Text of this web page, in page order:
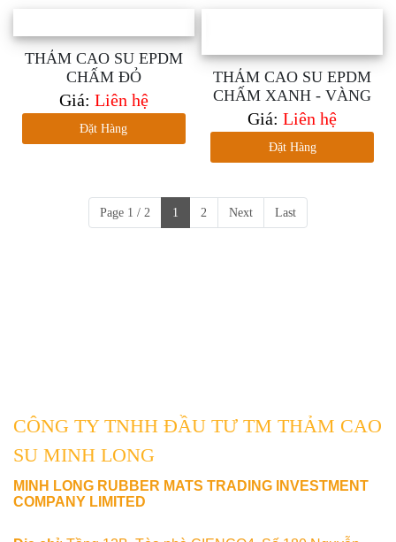
THẢM CAO SU EPDM
CHẤM ĐỎ
Giá: Liên hệ
Đặt Hàng
THẢM CAO SU EPDM
CHẤM XANH - VÀNG
Giá:Liên hệ
Đặt Hàng
Page 1 / 2 1 2 Next Last
CÔNG TY TNHH ĐẦU TƯ TM THẢM CAO
SU MINH LONG
MINH LONG RUBBER MATS TRADING INVESTMENT
COMPANY LIMITED